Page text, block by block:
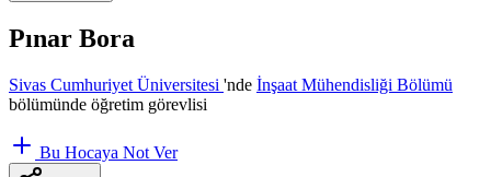
Pınar Bora
Sivas Cumhuriyet Üniversitesi 'nde İnşaat Mühendisliği Bölümü
bölümünde öğretim görevlisi
Bu Hocaya Not Ver